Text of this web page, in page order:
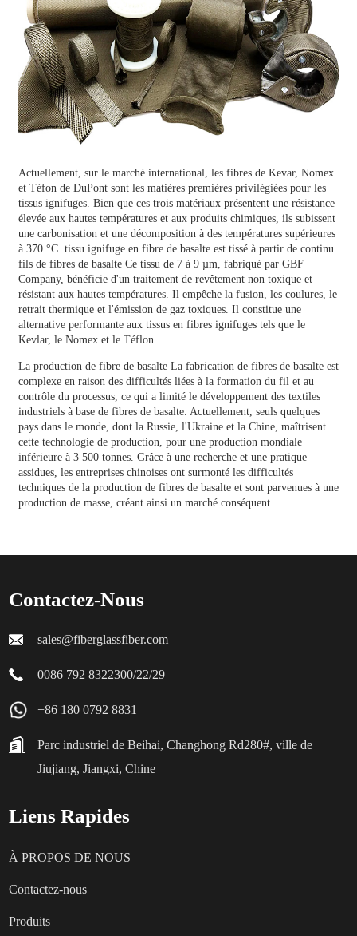
Actuellement, sur le marché international, les fibres de Kevar, Nomex
et Téfon de DuPont sont les matières premières privilégiées pour les
tissus ignifuges. Bien que ces trois matériaux présentent une résistance
élevée aux hautes températures et aux produits chimiques, ils subissent
une carbonisation et une décomposition à des températures supérieures
à 370 °C. tissu ignifuge en fibre de basalteest tissé à partir de continu
fils de fibres de basalteCe tissu de 7 à 9 µm, fabriqué par GBF
Company, bénéficie d'un traitement de revêtement non toxique et
résistant aux hautes températures. Il empêche la fusion, les coulures, le
retrait thermique et l'émission de gaz toxiques. Il constitue une
alternative performante aux tissus en fibres ignifuges tels que le
Kevlar, le Nomex et le Téflon.
La production de fibre de basalteLa fabrication de fibres de basalte est
complexe en raison des difficultés liées à la formation du fil et au
contrôle du processus, ce qui a limité le développement des textiles
industriels à base de fibres de basalte. Actuellement, seuls quelques
pays dans le monde, dont la Russie, l'Ukraine et la Chine, maîtrisent
cette technologie de production, pour une production mondiale
inférieure à 3 500 tonnes. Grâce à une recherche et une pratique
assidues, les entreprises chinoises ont surmonté les difficultés
techniques de la production de fibres de basalte et sont parvenues à une
production de masse, créant ainsi un marché conséquent.
Contactez-Nous
sales@fiberglassfiber.com
0086 792 8322300/22/29
+86 180 0792 8831
Parc industriel de Beihai, Changhong Rd280#, ville de
Jiujiang, Jiangxi, Chine
Liens Rapides
À PROPOS DE NOUS
Contactez-nous
Produits